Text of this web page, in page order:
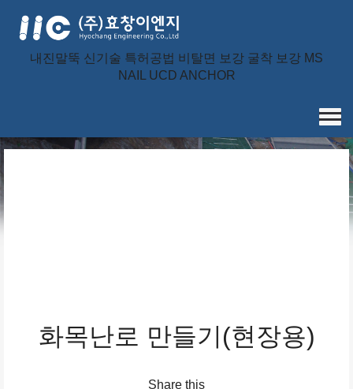
내진말뚝 신기술 특허공법 비탈면 보강 굴착 보강 MS
NAIL UCD ANCHOR
화목난로 만들기(현장용)